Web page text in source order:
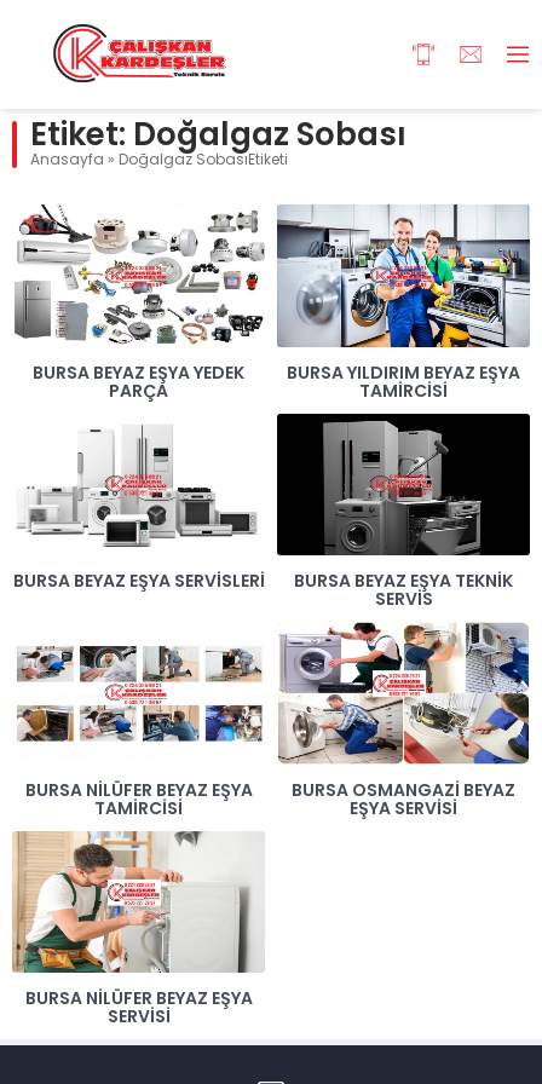
Etiket: Doğalgaz Sobası
Anasayfa » Doğalgaz SobasıEtiketi
BURSA BEYAZ EŞYA YEDEK
PARÇA
BURSA YILDIRIM BEYAZ EŞYA
TAMIRCISI
BURSA BEYAZ EŞYA SERVISLERI
BURSA BEYAZ EŞYA TEKNIK
SERVIS
BURSA NILÜFER BEYAZ EŞYA
TAMIRCISI
BURSA OSMANGAZI BEYAZ
EŞYA SERVISI
BURSA NILÜFER BEYAZ EŞYA
SERVISI
Müşteri Temsilcisi